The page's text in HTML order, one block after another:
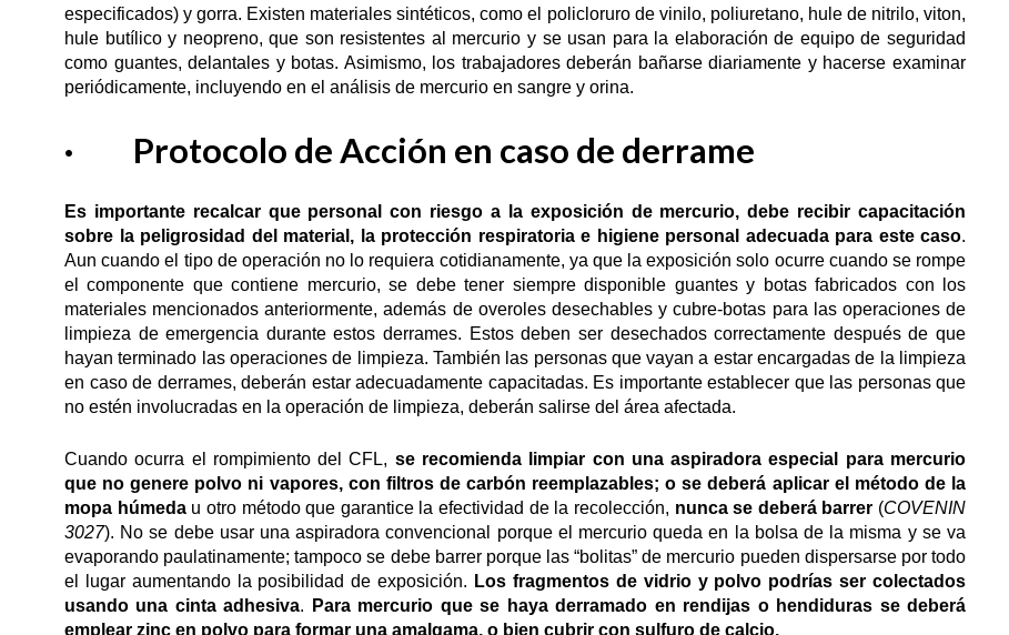
especificados) y gorra. Existen materiales sintéticos, como el policloruro de vinilo, poliuretano, hule de nitrilo, viton,
hule butílico y neopreno, que son resistentes al mercurio y se usan para la elaboración de equipo de seguridad
como guantes, delantales y botas. Asimismo, los trabajadores deberán bañarse diariamente y hacerse examinar
periódicamente, incluyendo en el análisis de mercurio en sangre y orina.
· Protocolo de Acción en caso de derrame
Es importante recalcar que personal con riesgo a la exposición de mercurio, debe recibir capacitación
sobre la peligrosidad del material, la protección respiratoria e higiene personal adecuada para este caso.
Aun cuando el tipo de operación no lo requiera cotidianamente, ya que la exposición solo ocurre cuando se rompe
el componente que contiene mercurio, se debe tener siempre disponible guantes y botas fabricados con los
materiales mencionados anteriormente, además de overoles desechables y cubre-botas para las operaciones de
limpieza de emergencia durante estos derrames. Estos deben ser desechados correctamente después de que
hayan terminado las operaciones de limpieza. También las personas que vayan a estar encargadas de la limpieza
en caso de derrames, deberán estar adecuadamente capacitadas. Es importante establecer que las personas que
no estén involucradas en la operación de limpieza, deberán salirse del área afectada.
Cuando ocurra el rompimiento del CFL, se recomienda limpiar con una aspiradora especial para mercurio
que no genere polvo ni vapores, con filtros de carbón reemplazables; o se deberá aplicar el método de la
mopa húmedau otro método que garantice la efectividad de la recolección, nunca se deberá barrer (COVENIN
3027). No se debe usar una aspiradora convencional porque el mercurio queda en la bolsa de la misma y se va
evaporando paulatinamente; tampoco se debe barrer porque las “bolitas” de mercurio pueden dispersarse por todo
el lugar aumentando la posibilidad de exposición. Los fragmentos de vidrio y polvo podrías ser colectados
usando una cinta adhesiva.
Para mercurio que se haya derramado en rendijas o hendiduras se deberá
emplear zinc en polvo para formar una amalgama, o bien cubrir con sulfuro de calcio.